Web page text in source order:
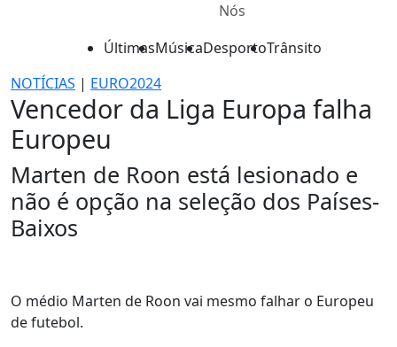
Nós
ÚltimasMúsicaDesportoTrânsito
NOTÍCIAS | EURO2024
Vencedor da Liga Europa falha
Europeu
Marten de Roon está lesionado e
não é opção na seleção dos Países-
Baixos
O médio Marten de Roon vai mesmo falhar o Europeu
de futebol.